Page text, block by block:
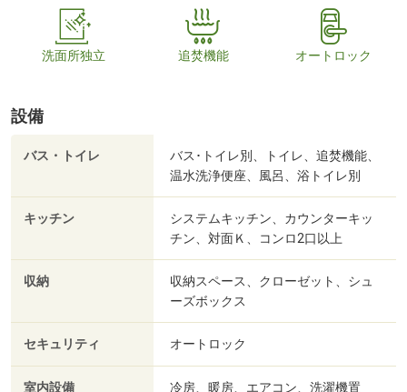
洗面所独立 追焚機能 オートロック
設備
バス・トイレ
バス･トイレ別、トイレ、追焚機能、
温水洗浄便座、風呂、浴トイレ別
キッチン
システムキッチン、カウンターキッ
チン、対面Ｋ、コンロ2口以上
収納
収納スペース、クローゼット、シュ
ーズボックス
セキュリティ オートロック
室内設備
冷房、暖房、エアコン、洗濯機置